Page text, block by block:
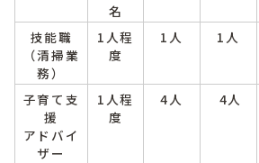
名
技能職
（清掃業
務）
1人程
度
1人 1人
子育て支
援
アドバイ
ザー
1人程
度
4人 4人